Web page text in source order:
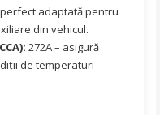
perfect adaptată pentru
din vehicul.
272A – asigură
de temperaturi